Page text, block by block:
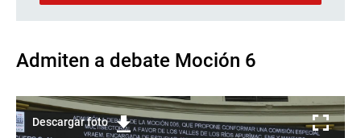
Admiten a debate Moción 6
Descargar foto